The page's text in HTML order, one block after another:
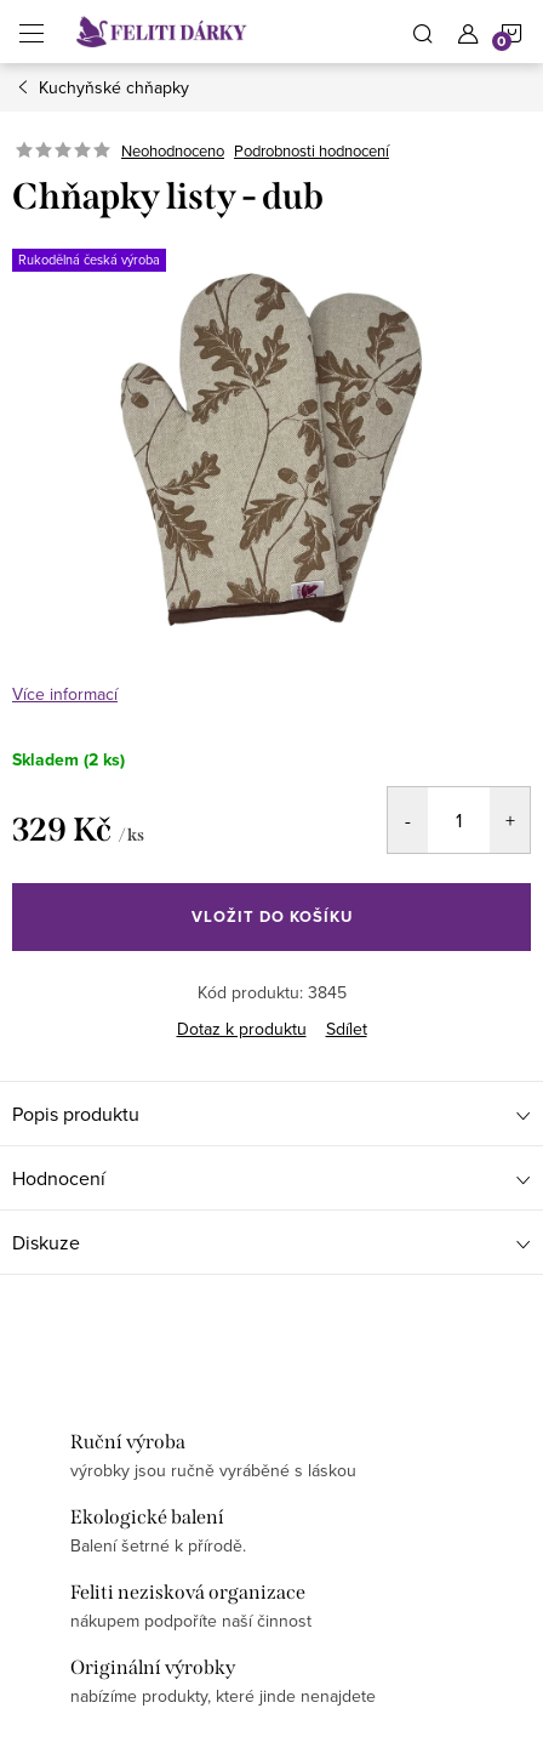
obsah
Kuchyňské chňapky
Neohodnoceno Podrobnosti hodnocení
Chňapky listy - dub
Rukodělná česká výroba
Více informací
Skladem (2 ks)
329 Kč / ks
cena:
VLOŽIT DO KOŠÍKU
Kód produktu: 3845
Dotaz k produktu
Sdílet
Popis produktu
Hodnocení
Diskuze
Ruční výroba
výrobky jsou ručně vyráběné s láskou
Ekologické balení
Balení šetrné k přírodě.
Feliti nezisková organizace
nákupem podpoříte naší činnost
Originální výrobky
nabízíme produkty, které jinde nenajdete